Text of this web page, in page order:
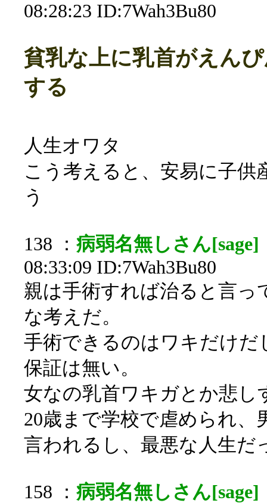
08:28:23 ID:7Wah3Bu80
貧乳な上に乳首がえん
する
人生オワタ
こう考えると、安易に子供
う
138 ： 病弱名無しさん[sage]
08:33:09 ID:7Wah3Bu80
親は手術すれば治ると言っ
な考えだ。
手術できるのはワキだけだ
保証は無い。
女なの乳首ワキガとか悲し
20歳まで学校で虐められ、
言われるし、最悪な人生だ
158 ： 病弱名無しさん[sage]